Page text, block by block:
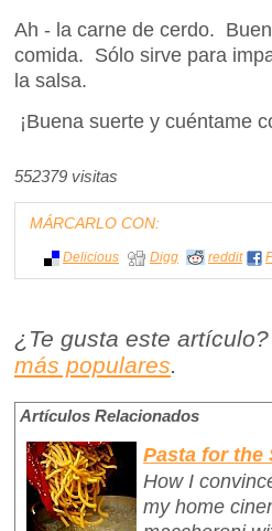
Ah - la carne de cerdo.
comida. Sólo sirve para
la salsa.
¡Buena suerte y cuéntame
552379 visitas
MÁRCARLO CON:
Delicious Digg reddit
¿Te gusta este
más populares.
Artículos Relacionados
Pasta for the
How I
my home